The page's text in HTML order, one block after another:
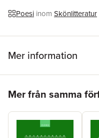
Poesi inom Skönlitteratur
Mer information
Mer från samma